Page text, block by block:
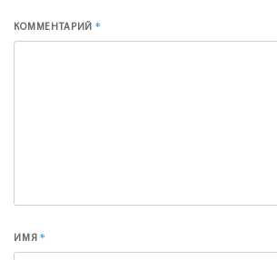
КОММЕНТАРИЙ*
ИМЯ*